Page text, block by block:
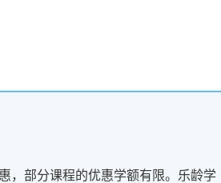
，部分课程的优惠学额有限。乐龄学